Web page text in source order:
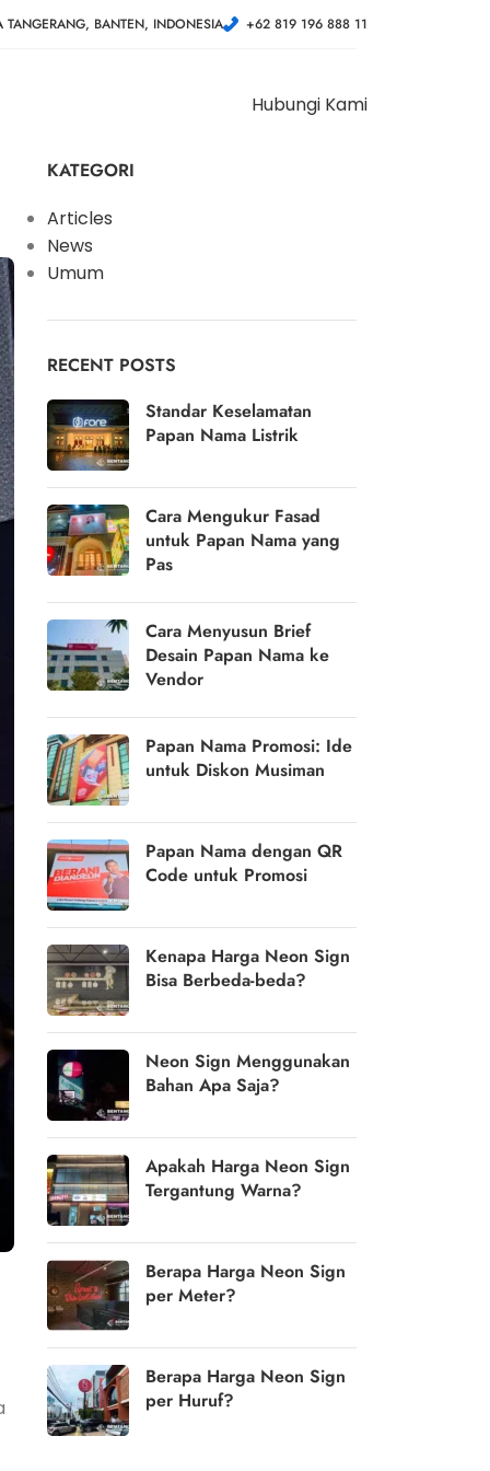
TANGERANG, BANTEN, INDONESIA +62 819 196 888 11
Hubungi Kami
KATEGORI
Articles
News
Umum
RECENT POSTS
Standar Keselamatan
Papan Nama Listrik
Cara Mengukur Fasad
untuk Papan Nama yang
Pas
Cara Menyusun Brief
Desain Papan Nama ke
Vendor
Papan Nama Promosi: Ide
untuk Diskon Musiman
Papan Nama dengan QR
Code untuk Promosi
Kenapa Harga Neon Sign
Bisa Berbeda-beda?
Neon Sign Menggunakan
Bahan Apa Saja?
Apakah Harga Neon Sign
Tergantung Warna?
Berapa Harga Neon Sign
per Meter?
Berapa Harga Neon Sign
per Huruf?